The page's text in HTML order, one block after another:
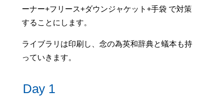
ーナー+フリース+ダウンジャケット+手袋 で対策
することにします。
ライブラリは印刷し、念の為英和辞典と蟻本も持
っていきます。
Day 1